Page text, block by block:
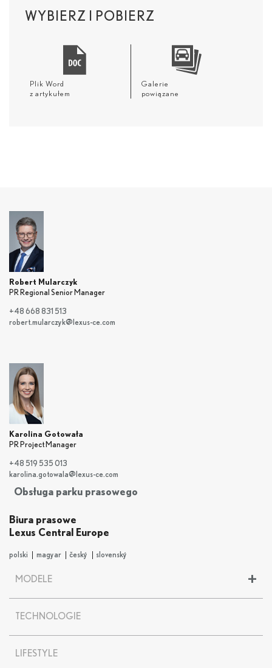
WYBIERZ I POBIERZ
Plik Word
z artykułem
Galerie
powiązane
Robert Mularczyk
PR Regional Senior Manager
+48 668 831 513
robert.mularczyk@lexus-ce.com
Karolina Gotowała
PR Project Manager
+48 519 535 013
karolina.gotowala@lexus-ce.com
Obsługa parku prasowego
Biura prasowe
Lexus Central Europe
polski magyar český slovenský
+
MODELE
UX
UX 300e
NX
TECHNOLOGIE
LIFESTYLE